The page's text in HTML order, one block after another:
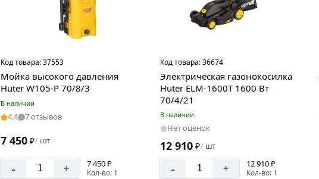
Код товара:37553
Мойка высокого давления
Huter W105-Р 70/8/3
В наличии
4.4 7 отзывов
7 450 ₽/ шт
- + 7 450 ₽
Кол-во: 1
Код товара:36674
Электрическая газонокосилка
Huter ELM-1600T 1600 Вт
70/4/21
В наличии
Нет оценок
12 910 ₽/ шт
- + 12 910 ₽
Кол-во: 1